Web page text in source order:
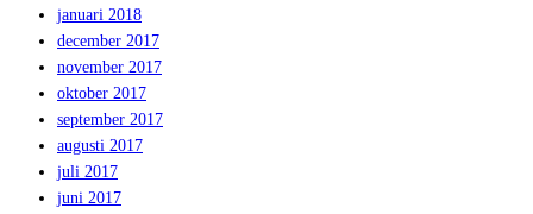
januari 2018
december 2017
november 2017
oktober 2017
september 2017
augusti 2017
juli 2017
juni 2017